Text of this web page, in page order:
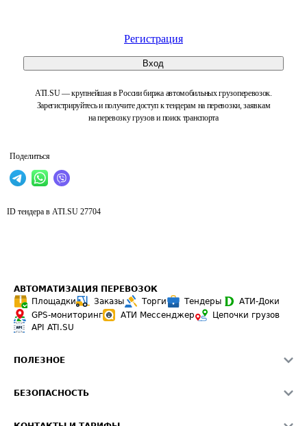
Регистрация
Вход
ATI.SU — крупнейшая в России биржа автомобильных грузоперевозок.
Зарегистрируйтесь и получите доступ к тендерам на перевозки, заявкам
на перевозку грузов и поиск транспорта
Поделиться
ID тендера в ATI.SU 27704
АВТОМАТИЗАЦИЯ ПЕРЕВОЗОК
Площадки
Заказы Торги Тендеры
АТИ-Доки
GPS-мониторинг
АТИ Мессенджер
Цепочки грузов
API ATI.SU
ПОЛЕЗНОЕ
Звезды ATI.SU на вашем сайте
БЕЗОПАСНОСТЬ